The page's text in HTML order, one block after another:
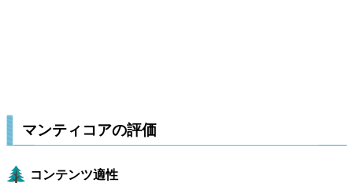
マンティコアの評価
コンテンツ適性